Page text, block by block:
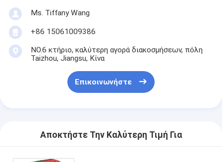
Ms. Tiffany Wang
+86 15061009386
NO.6 κτήριο, καλύτερη αγορά διακοσμήσεων, πόλη
Taizhou, Jiangsu, Κίνα
Επικοινωνήστε
Αποκτήστε Την Καλύτερη Τιμή Για